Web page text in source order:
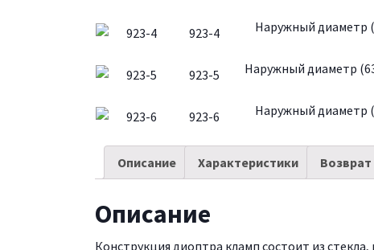
923-4 Наружный диаметр
923-5 Наружный диаметр
923-6 Наружный диаметр
Описание Характеристики Возврат
Описание
Конструкция диоптра кламп состоит из